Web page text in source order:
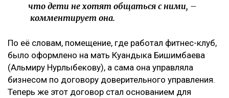
что дети не хотят общаться с ними, –
комментирует она.
По её словам, помещение, где работал фитнес-клуб,
было оформлено на мать Куандыка Бишимбаева
(Альмиру Нурлыбекову), а сама она управляла
бизнесом по договору доверительного управления.
Теперь же этот договор стал основанием для